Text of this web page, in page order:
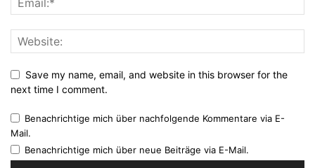
Save my name, email, and website in this browser for the
next time I comment.
Benachrichtige mich über nachfolgende Kommentare via E-
Mail.
Benachrichtige mich über neue Beiträge via E-Mail.